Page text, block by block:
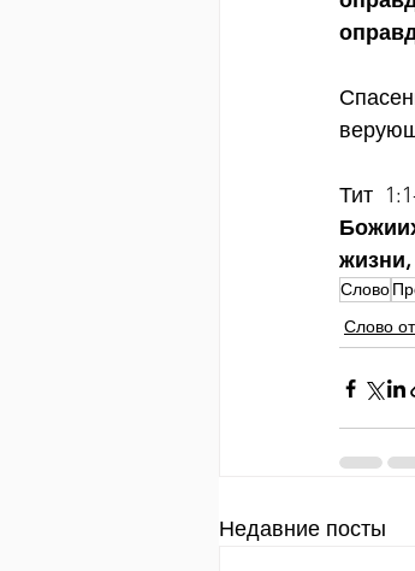
Тит
Слово
Слово
Недавние посты